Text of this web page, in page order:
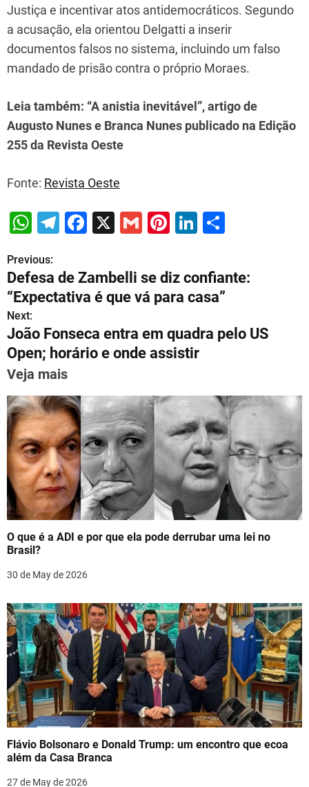
Justiça e incentivar atos antidemocráticos. Segundo
a acusação, ela orientou Delgatti a inserir
documentos falsos no sistema, incluindo um falso
mandado de prisão contra o próprio Moraes.
Leia também: “A anistia inevitável”, artigo de
Augusto Nunes e Branca Nunes publicado na Edição
255 da Revista Oeste
Fonte: Revista Oeste
W
at
s
A
p
p
T
e
gr
a
m
F
e
b
o
o
X
G
l
Pi
er
e
st
Li
e
dI
n
ar
e
P
o
s
t
n
a
v
i
g
a
t
i
o
n
Previous:
Defesa de Zambelli se diz confiante:
“Expectativa é que vá para casa”
Next:
João Fonseca entra em quadra pelo US
Open; horário e onde assistir
Veja mais
O que é a ADI e por que ela pode derrubar uma lei no
Brasil?
30 de May de 2026
Flávio Bolsonaro e Donald Trump: um encontro que ecoa
além da Casa Branca
27 de May de 2026